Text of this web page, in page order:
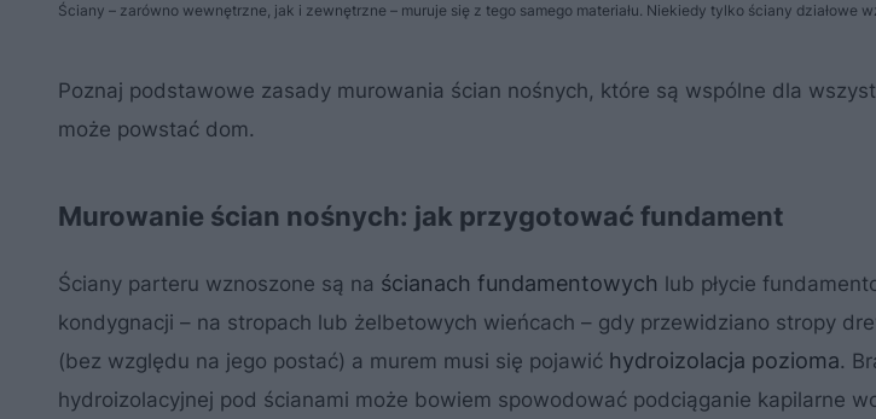
Ściany – zarówno wewnętrzne, jak i zewnętrzne – muruje się z tego samego materiału. Niekiedy tylko ściany działowe
Poznaj podstawowe zasady murowania ścian nośnych, które są wspólne dla
może powstać dom.
Murowanie ścian nośnych: jak przygotować fundament
Ściany parteru wznoszone są na ścianach fundamentowych lub płycie
kondygnacji – na stropach lub żelbetowych wieńcach – gdy przewidziano stropy
(bez względu na jego postać) a murem musi się pojawić hydroizolacja pozioma.
hydroizolacyjnej pod ścianami może bowiem spowodować podciąganie kapilarne